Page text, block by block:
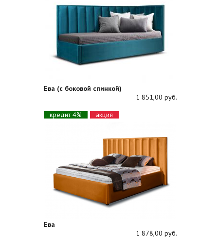
Ева (с боковой спинкой)
1 851,00 руб.
кредит 4%
акция
Ева
1 878,00 руб.